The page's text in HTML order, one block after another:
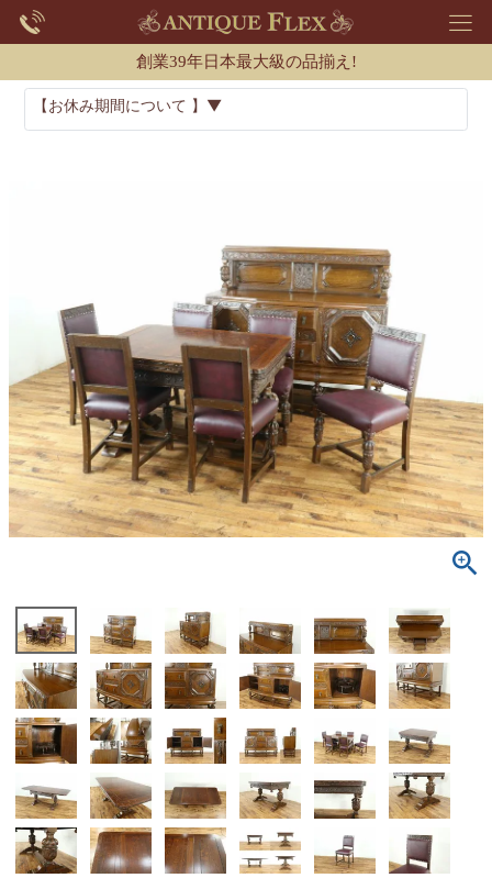
創業39年日本最大級の品揃え!
【お休み期間について 】▼